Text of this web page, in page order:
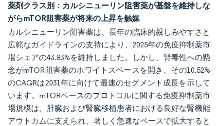
薬剤クラス別：カルシニューリン阻害薬が基盤を維持しな
がらmTOR阻害薬が将来の上昇を触媒
カルシニューリン阻害薬は、長年の臨床的親しみやすさと
広範なガイドラインの支持により、2025年の免疫抑制薬市
場シェアの43.83%を維持しました。しかし、腎毒性への懸
念がmTOR阻害薬のホワイトスペースを開き、その10.52%
のCAGRは2031年に向けて最速のセグメント成長を示して
います。mTORベースのプロトコルに関する免疫抑制薬市
場規模は、肝臓および腎臓移植患者における良好な腎機能
アウトカムに支えられ、著しく急速なペースで拡大すると